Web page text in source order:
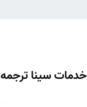
خدمات سینا ترجمه